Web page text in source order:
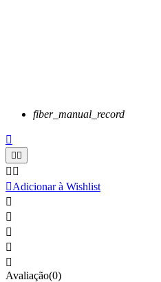
fiber_manual_record

 
 
Adicionar à Wishlist





Avaliação(0)